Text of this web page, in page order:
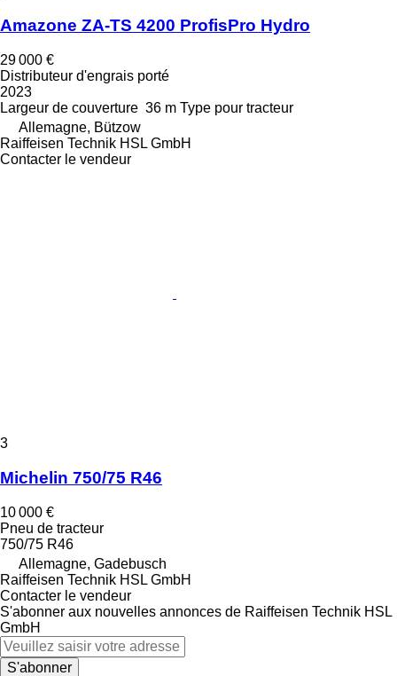
Amazone ZA-TS 4200 ProfisPro Hydro
29 000 €
Distributeur d'engrais porté
2023
Largeur de couverture 36 m Type pour tracteur
Allemagne, Bützow
Raiffeisen Technik HSL GmbH
Contacter le vendeur
3
Michelin 750/75 R46
10 000 €
Pneu de tracteur
750/75 R46
Allemagne, Gadebusch
Raiffeisen Technik HSL GmbH
Contacter le vendeur
S'abonner aux nouvelles annonces de Raiffeisen Technik HSL
GmbH
S'abonner